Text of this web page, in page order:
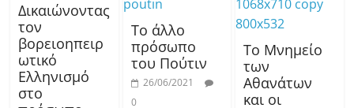
Δικαιώνοντας
τον
βορειοηπειρ
ωτικό
Ελληνισμό
στο
Το άλλο
πρόσωπο
του Πούτιν
26/06/2021
0
Το Μνημείο
των
Αθανάτων
και οι